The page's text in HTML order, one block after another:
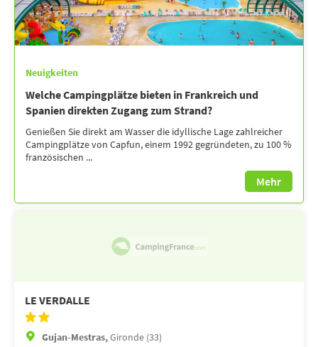
Neuigkeiten
Welche Campingplätze bieten in Frankreich und
Spanien direkten Zugang zum Strand?
Genießen Sie direkt am Wasser die idyllische Lage zahlreicher
Campingplätze von Capfun, einem 1992 gegründeten, zu 100 %
französischen ...
Mehr
LE VERDALLE
Gujan-Mestras,Gironde (33)